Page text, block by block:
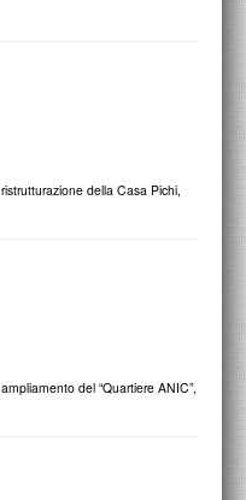
della Casa Pichi,
del “Quartiere ANIC”,